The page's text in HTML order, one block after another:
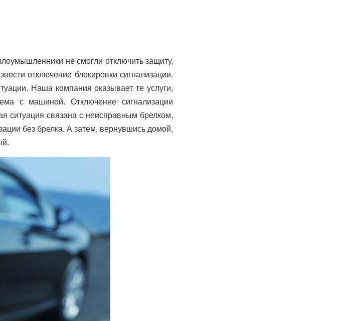
не смогли отключить защиту,
отключение блокировки сигнализации.
Наша компания оказывает те услуги,
с машиной. Отключение сигнализации
ситуация связана с неисправным брелком,
без брелка. А затем, вернувшись домой,